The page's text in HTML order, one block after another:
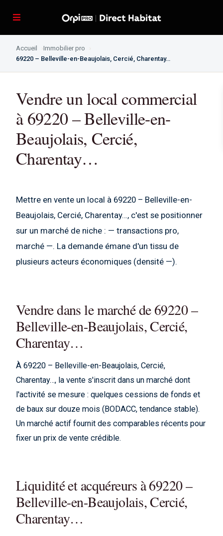
Accueil
Immobilier pro
69220 – Belleville-en-Beaujolais, Cercié, Charentay…
Vendre un local commercial
à 69220 – Belleville-en-
Beaujolais, Cercié,
Charentay…
Mettre en vente un local à 69220 – Belleville-en-
Beaujolais, Cercié, Charentay…, c'est se positionner
sur un marché de niche : — transactions pro,
marché —. La demande émane d'un tissu de
plusieurs acteurs économiques (densité —).
Vendre dans le marché de 69220 –
Belleville-en-Beaujolais, Cercié,
Charentay…
À 69220 – Belleville-en-Beaujolais, Cercié,
Charentay…, la vente s'inscrit dans un marché dont
l'activité se mesure : quelques cessions de fonds et
de baux sur douze mois (BODACC, tendance stable).
Un marché actif fournit des comparables récents pour
fixer un prix de vente crédible.
Liquidité et acquéreurs à 69220 –
Belleville-en-Beaujolais, Cercié,
Charentay…